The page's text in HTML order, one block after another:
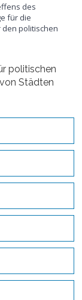
des
für die
politischen
politischen
Städten